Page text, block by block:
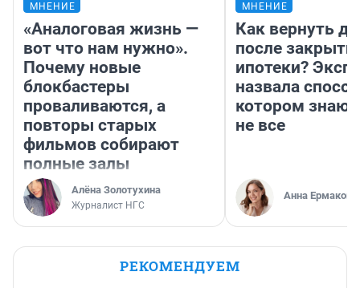
МНЕНИЕ
«Аналоговая жизнь —
вот что нам нужно».
Почему новые
блокбастеры
проваливаются, а
повторы старых
фильмов собирают
полные залы
Алёна Золотухина
Журналист НГС
МНЕНИЕ
Как вернуть
после
ипотеки?
назвала
котором
не все
Анна Ермакова
РЕКОМЕНДУЕМ